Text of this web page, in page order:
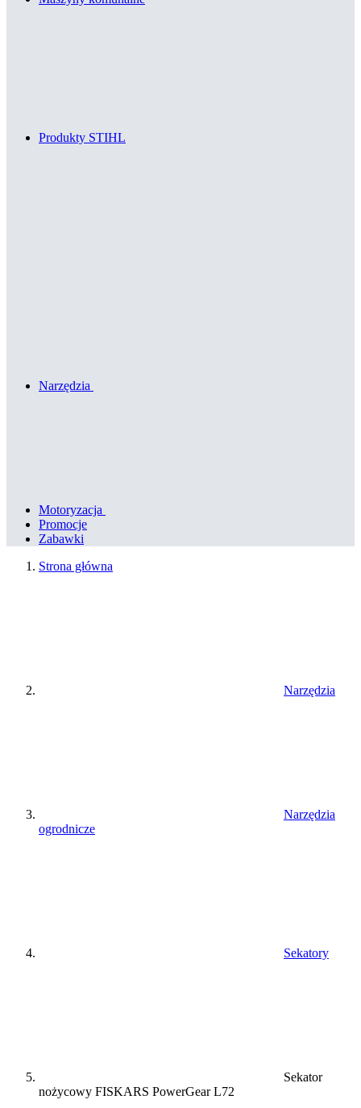
Produkty STIHL
Narzędzia
Motoryzacja
Promocje
Zabawki
Strona główna
Narzędzia
Narzędzia
ogrodnicze
Sekatory
Sekator
nożycowy FISKARS PowerGear L72